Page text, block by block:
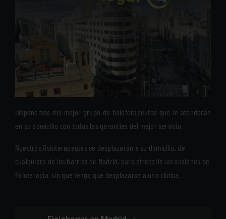
Disponemos del mejor grupo de fisioterapeutas que le atenderán
en su domicilio con todas las garantías del mejor servicio.
Nuestros fisioterapeutas se desplazarán a su domicilio, de
cualquiera de los barrios de Madrid, para ofrecerle las sesiones de
fisioterapia, sin que tenga que desplazarse a una clínica.